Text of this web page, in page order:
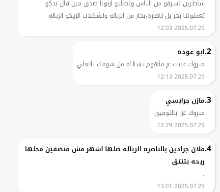
شاطرين تسرقو من الناس وتطلبو ارنونا صدق مين قال بدكو
تعملولنا بحر بل ناصره،بحار من الزباله ولشكلات الزيكو الزباله
2025.07.29 12:03
2. ابو عوده
مبروك عليك عز فأهوم نشالله من شوفك بالعلي
2025.07.29 12:13
3. مازن جرايسي
مبروك عز. بالتوفيق
2025.07.29 12:29
4. ملان جرادين بالناصره الزباله صلها اشهر مش منضفين محلها
ريحه بتنتق
.
2025.07.29 13:01